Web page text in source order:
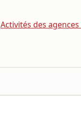
8291 - Activités des